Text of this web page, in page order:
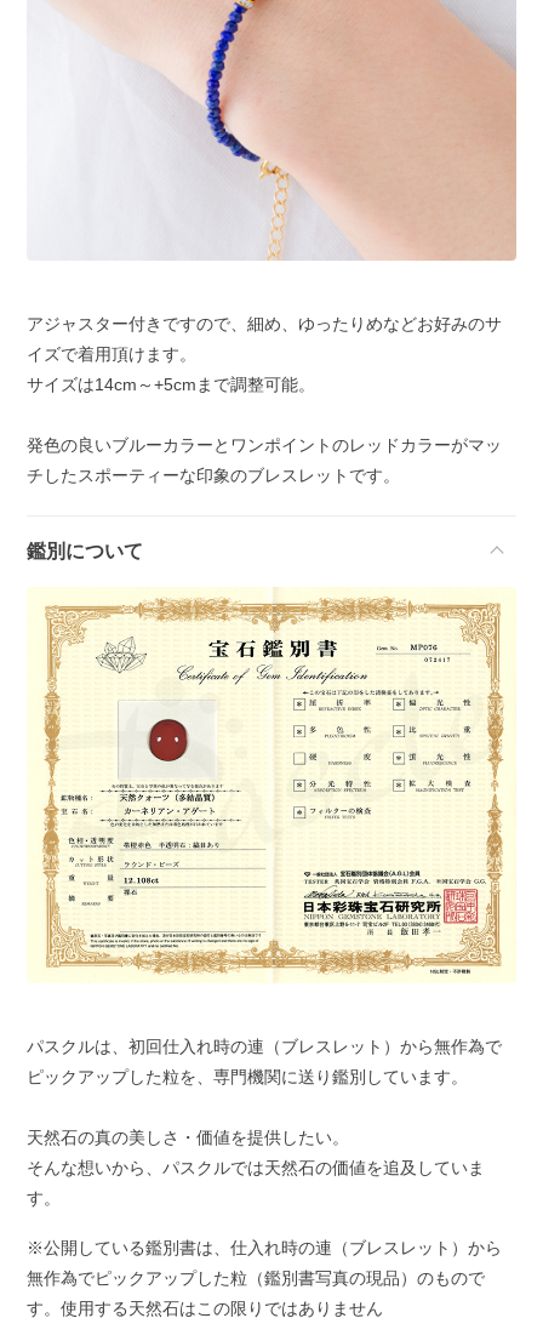
アジャスター付きですので、細め、ゆったりめなどお好みのサ
イズで着用頂けます。
サイズは14cm～+5cmまで調整可能。
発色の良いブルーカラーとワンポイントのレッドカラーがマッ
チしたスポーティーな印象のブレスレットです。
鑑別について
パスクルは、初回仕入れ時の連（ブレスレット）から無作為で
ピックアップした粒を、専門機関に送り鑑別しています。
天然石の真の美しさ・価値を提供したい。
そんな想いから、パスクルでは天然石の価値を追及していま
す。
※公開している鑑別書は、仕入れ時の連（ブレスレット）から
無作為でピックアップした粒（鑑別書写真の現品）のもので
す。使用する天然石はこの限りではありません